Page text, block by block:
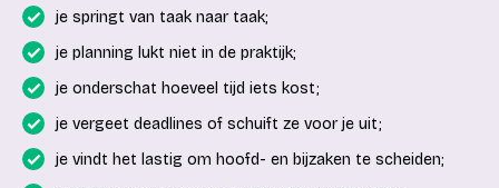
je springt van taak naar taak;
je planning lukt niet in de praktijk;
je onderschat hoeveel tijd iets kost;
je vergeet deadlines of schuift ze voor je uit;
je vindt het lastig om hoofd- en bijzaken te scheiden;